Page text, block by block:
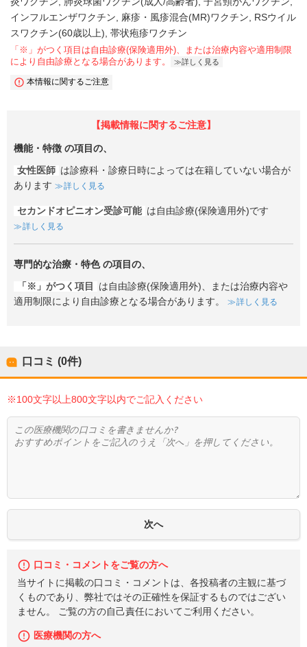
インフルエンザワクチン
麻疹・風疹混合(MR)ワクチン
RSウイル
スワクチン(60歳以上) 帯状疱疹ワクチン
「※」がつく項目は自由診療(保険適用外)、または治療内容や適用制限
により自由診療となる場合があります。
詳しく見る
本情報に関するご注意
【掲載情報に関するご注意】
機能・特徴 の項目の、
女性医師 は診療科・診療日時によっては在籍していない場合が
あります
詳しく見る
セカンドオピニオン受診可能 は自由診療(保険適用外)です
詳しく見る
専門的な治療・特色の項目の、
「※」がつく項目
は自由診療(保険適用外)、または治療内容や
適用制限により自由診療となる場合があります。
詳しく見る
口コミ (0件)
※100文字以上800文字以内でご記入ください
口コミ・コメントをご覧の方へ
当サイトに掲載の口コミ・コメントは、各投稿者の主観に基づ
くものであり、弊社ではその正確性を保証するものではござい
ません。 ご覧の方の自己責任においてご利用ください。
医療機関の方へ